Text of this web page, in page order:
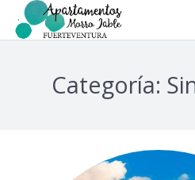
Contacto / Localización
Categoría: